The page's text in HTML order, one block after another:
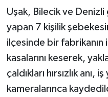
Uşak, Bilecik ve Denizli
yapan 7 kişilik
ilçesinde bir fabrikanın
kasalarını keserek,
çaldıkları hırsızlık anı,
kameralarınca